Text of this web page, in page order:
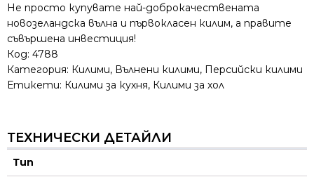
Не просто купувате най-доброкачествената
новозеландска вълна и първокласен килим, а правите
съвършена инвестиция!
Код: 4788
Категория: Килими, Вълнени килими, Персийски килими
Етикети: Килими за кухня, Килими за хол
ТЕХНИЧЕСКИ ДЕТАЙЛИ
Тип